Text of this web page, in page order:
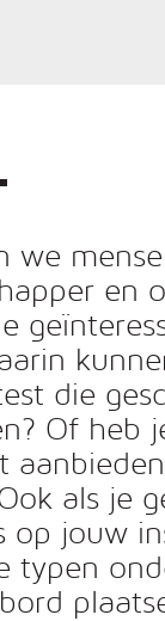
we
en
die
Of heb
als je
op jouw
typen